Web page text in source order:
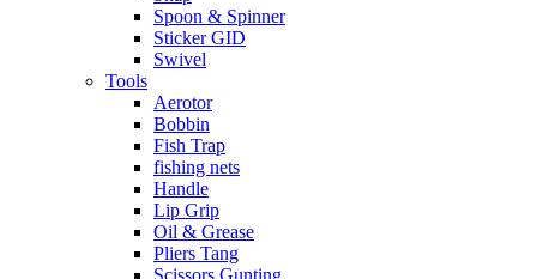
Spoon & Spinner
Sticker GID
Swivel
Tools
Aerotor
Bobbin
Fish Trap
fishing nets
Handle
Lip Grip
Oil & Grease
Pliers Tang